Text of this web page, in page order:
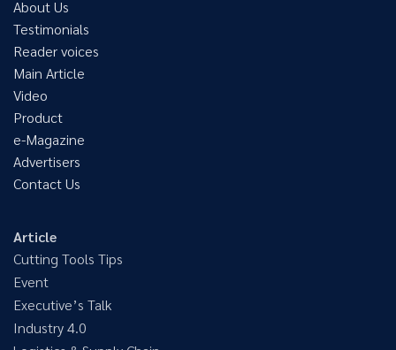
About Us
Testimonials
Reader voices
Main Article
Video
Product
e-Magazine
Advertisers
Contact Us
Article
Cutting Tools Tips
Event
Executive’s Talk
Industry 4.0